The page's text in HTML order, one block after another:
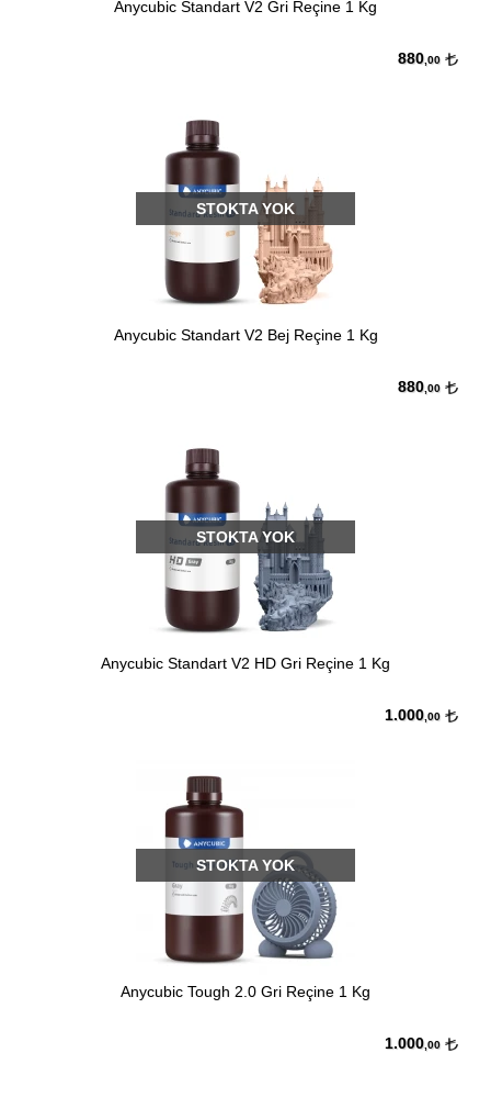
Anycubic Standart V2 Gri Reçine 1 Kg
880 ,00
STOKTA YOK
Anycubic Standart V2 Bej Reçine 1 Kg
880 ,00
STOKTA YOK
Anycubic Standart V2 HD Gri Reçine 1 Kg
1.000 ,00
STOKTA YOK
Anycubic Tough 2.0 Gri Reçine 1 Kg
1.000 ,00